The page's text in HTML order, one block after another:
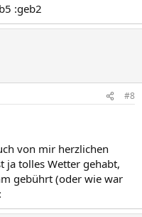
:geb2
#8
von mir herzlichen
ja tolles Wetter gehabt,
gebührt (oder wie war